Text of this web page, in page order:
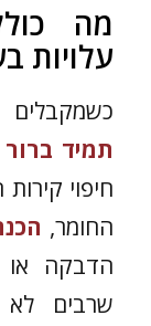
מה
עלויות
כשמקבלים
תמיד
חיפוי
החומר,
הדבקה או
שרבים לא